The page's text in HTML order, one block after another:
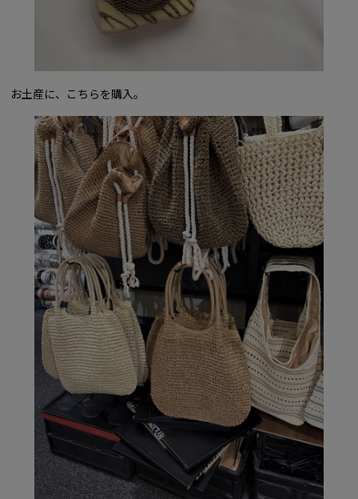
お土産に、こちらを購入。